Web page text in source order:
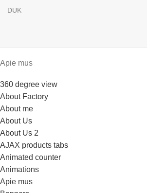
DUK
Apie mus
360 degree view
About Factory
About me
About Us
About Us 2
AJAX products tabs
Animated counter
Animations
Apie mus